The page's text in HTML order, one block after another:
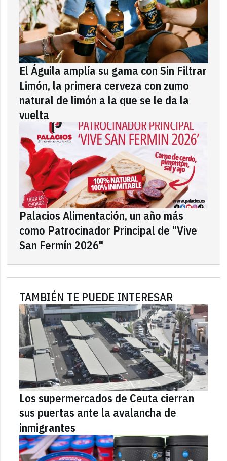
El Águila amplía su gama con Sin Filtrar
Limón, la primera cerveza con zumo
natural de limón a la que se le da la
vuelta
Palacios Alimentación, un año más
como Patrocinador Principal de "Vive
San Fermín 2026"
TAMBIÉN TE PUEDE INTERESAR
Los supermercados de Ceuta cierran
sus puertas ante la avalancha de
inmigrantes